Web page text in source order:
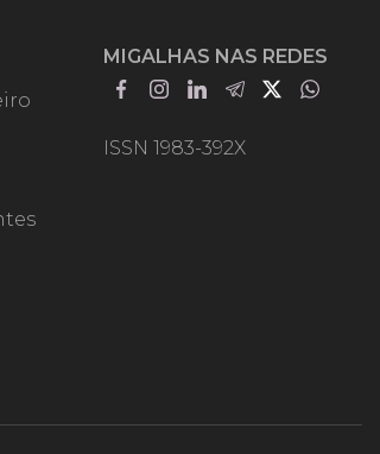
MIGALHAS NAS REDES
ISSN 1983-392X